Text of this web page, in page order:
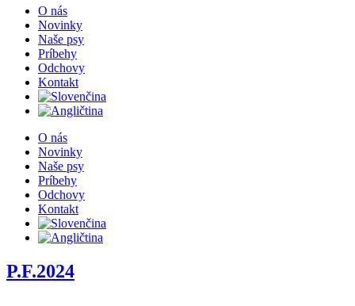
O nás
Novinky
Naše psy
Príbehy
Odchovy
Kontakt
O nás
Novinky
Naše psy
Príbehy
Odchovy
Kontakt
P.F.2024